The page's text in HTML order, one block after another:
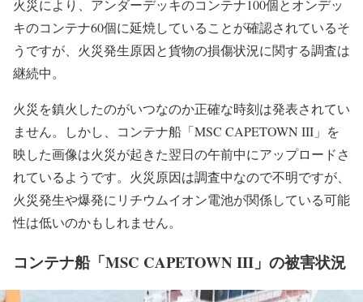
惨事につながりかねないコンテナ船での火災に対し、港長
（Harbourmaster）の指揮下でポートサービスと連携した消
防隊は、迅速に消火を実施。被害を受けたコンテナを安全
に撤去したという。
火災により、アンダーデッキのコンテナ100個とオンデッ
キのコンテナ60個に延焼していることが確認されているそ
うですが、火災発生原因と貨物の損傷状況に関する調査は
継続中。
火災を鎮火したのがいつなのか正確な時刻は発表されてい
映した画像は火災が起きた翌日の午前中にアップロードさ
れているようです。火災原因は調査中なので不明ですが、